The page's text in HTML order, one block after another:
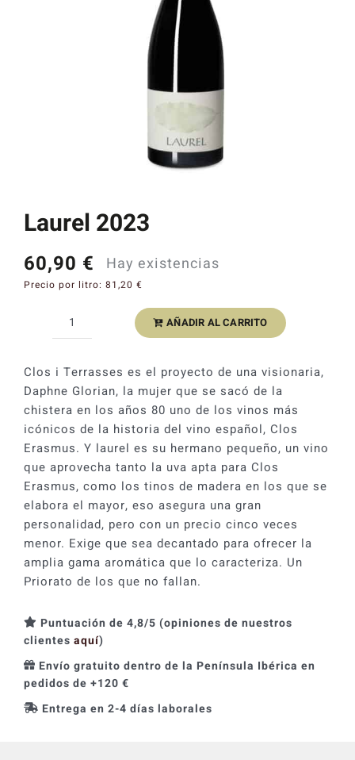
Laurel 2023
60,90 € Hay existencias
Precio por litro: 81,20 €
Laurel
cantidad
AÑADIR AL CARRITO
Clos i Terrasses es el proyecto de una visionaria,
Daphne Glorian, la mujer que se sacó de la
chistera en los años 80 uno de los vinos más
icónicos de la historia del vino español, Clos
Erasmus. Y laurel es su hermano pequeño, un vino
que aprovecha tanto la uva apta para Clos
Erasmus, como los tinos de madera en los que se
elabora el mayor, eso asegura una gran
personalidad, pero con un precio cinco veces
menor. Exige que sea decantado para ofrecer la
amplia gama aromática que lo caracteriza. Un
Priorato de los que no fallan.
Puntuación de 4,8/5 (opiniones de nuestros
clientes aquí)
Envío gratuito dentro de la Península Ibérica en
pedidos de +120 €
Entrega en 2-4 días laborales